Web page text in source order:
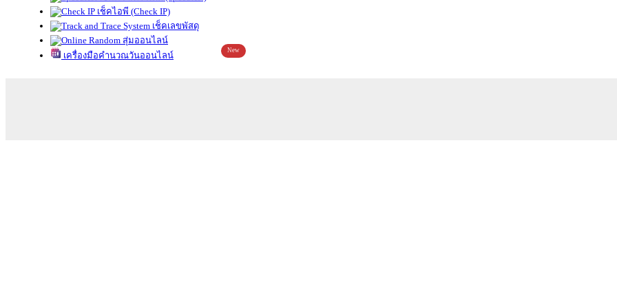
เช็คไอพี (Check IP)
เช็คเลขพัสดุ
สุ่มออนไลน์
เครื่องมือคำนวณวันออนไลน์
New